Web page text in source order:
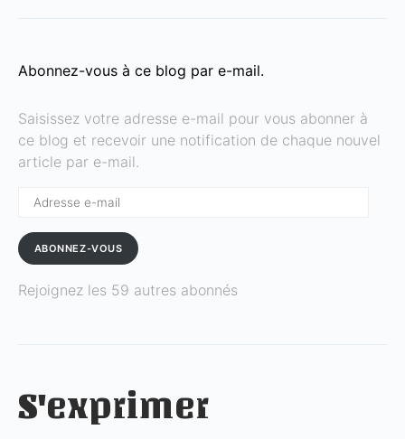
Abonnez-vous à ce blog par e-mail.
Saisissez votre adresse e-mail pour vous abonner à
ce blog et recevoir une notification de chaque nouvel
article par e-mail.
ABONNEZ-VOUS
Rejoignez les 59 autres abonnés
S'exprimer